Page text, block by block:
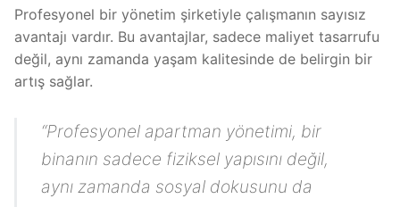
Profesyonel bir yönetim şirketiyle çalışmanın sayısız
avantajı vardır. Bu avantajlar, sadece maliyet tasarrufu
değil, aynı zamanda yaşam kalitesinde de belirgin bir
artış sağlar.
“Profesyonel apartman yönetimi, bir
binanın sadece fiziksel yapısını değil,
aynı zamanda sosyal dokusunu da